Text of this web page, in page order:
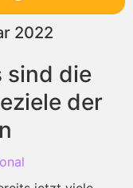
2022
sind die
der